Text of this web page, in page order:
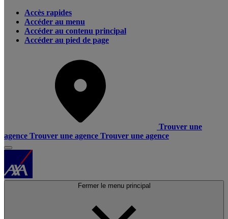
Accès rapides
Accéder au menu
Accéder au contenu principal
Accéder au pied de page
Trouver une
agence Trouver une agence Trouver une agence
Fermer le menu principal